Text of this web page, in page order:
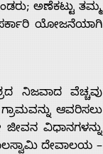
ಅಣೆಕಟ್ಟು ತಮ್ಮ
ಸರ್ಕಾರಿ ಯೋಜನೆಯಾಗಿ
ನಿಜವಾದ ವೆಚ್ಚವು
ಆವರಿಸಲು
ವಿಧಾನಗಳನ್ನು
ದೇವಾಲಯ –